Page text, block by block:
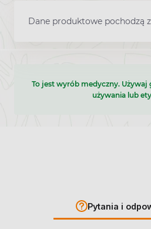
Dane produktowe pochodzą
To jest wyrób medyczny.
używania lub
Pytania i